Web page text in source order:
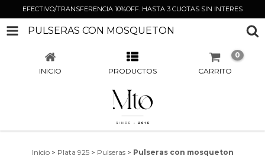
EFECTIVO/TRANSFERENCIA 10%OFF. HASTA 3 CUOTAS SIN INTERES
PULSERAS CON MOSQUETON
INICIO PRODUCTOS CARRITO
0
Inicio > Plata 925 > Pulseras > Pulseras con mosqueton